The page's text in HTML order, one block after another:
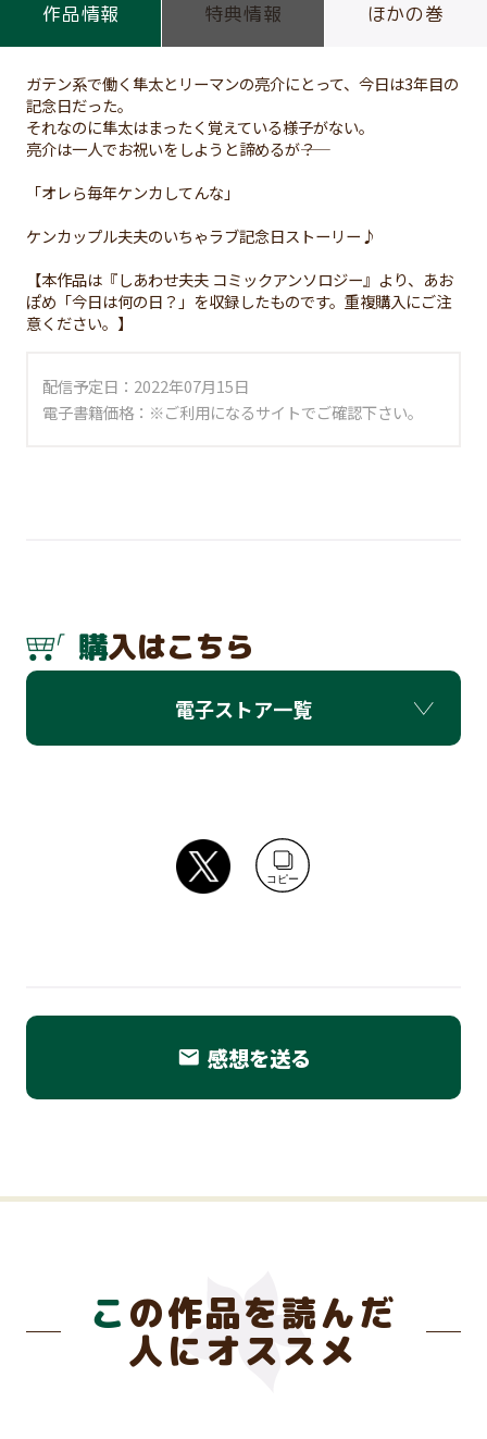
作品情報 特典情報 ほかの巻
ガテン系で働く隼太とリーマンの亮介にとって、今日は3年目の
記念日だった。
それなのに隼太はまったく覚えている様子がない。
亮介は一人でお祝いをしようと諦めるが――？
「オレら毎年ケンカしてんな」
ケンカップル夫夫のいちゃラブ記念日ストーリー♪
【本作品は『しあわせ夫夫 コミックアンソロジー』より、あお
ぽめ「今日は何の日？」を収録したものです。重複購入にご注
意ください。】
配信予定日：2022年07月15日
電子書籍価格：※ご利用になるサイトでご確認下さい。
購入はこちら
電子ストア一覧
コピー
email 感想を送る
この作品を読んだ
人にオススメ